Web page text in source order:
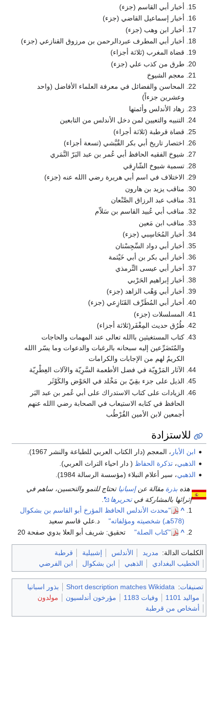
أخبار أبي القاسم (جزء)
أخبار إسماعيل القاضي (جزء)
أخبار ابن وهب (جزء)
أخبار أبي المطرف عبردالرحمن بن مرزوق القنازعي (جزء)
قضاة المغرب (ثلاثة أجزاء)
طرق من كذب علي (جزء)
معجم الشيوخ
المحاسن والفضائل في معرفة العلماء الأفاضل (واحد
وعشرين جزءاً)
زهاد الأندلس وأئمتها
التنبيه والتعيين لمن دخل الأندلس من التابعين
قضاة قرطبة (ثلاثة أجزاء)
اختصار تاريخ أبي بكر القُبَّشي (تسعة أجزاء)
شيوخ الفقيه الحافظ أبي عُمر بن عبد البَرّ النَّمَري
تسمية شيوخ الشّارِقي
الاختلاف في اسم أبي هريرة رضي االله عنه (جزء)
مناقب يزيد بن هارون
مناقب عبد الرزاق الصَّنْعان
مناقب أبي عُبيد القاسم بن سَلاّم
مناقب ابن مَعين
أخبار المُحَاسِبي (جزء)
أخبار أبي دواد السِّجِسْتان
أخبار أبي بكر بن أبي خَيْثمة
أخبار أبي عيسى التِّرمذي
أخبار إبراهيم الحَرْبي
أخبار أبي وَهْب الزاهد (جزء)
أخبار أبي المُطَرِّف القَنَازِعي (جزء)
المسلسلات (جزء)
طُرُق حديث المِغْفَر(ثلاثة أجزاء)
كتاب المستغيثين باالله تعالى عند المهمات والحاجات
والمُتَضَرِّعين إليه سبحانه بالرغبات والدعوات وما يسّر االله
الكريمُ لهم من الإجابات والكرامات
الآثار المَرْوِيّة في فضل الأطعمة السَّرِيّة والآلات العِطْرِيّة
الذيل على جزء بقِيّ بن مَخْلد في الحَوْض والكَوْثَر
الزيادات على كتاب الاستدراك على أبي عُمر بن عبد البَر
الحافظ في كتابه الاستيعاب في الصحابة رضي االله عنهم
أجمعين لابن الأمين القُرْطُب
للاستزادة
ابن الأبار ، المعجم (دار الكتاب العربي للطباعة والنشر 1967).
الذهبي،تذكرة الحفاظ ( دار احياء التراث العربي).
الذهبي، سير أعلام النبلاء (مؤسسة الرسالة 1984).
هذه بذرة مقالة عنإسبانيا تحتاج للنمو والتحسين، ساهم في
إثرائها بالمشاركة فيتحريرها
^
"محدث الأندلس الحافظ المؤرخ أبو القاسم بن بشكوال
(578هـ) شخصيته ومؤلفاته"
د.علي قاسم سعيد
^
"كتاب الصلة" تحقيق: شريف أبو العلا بدوي صفحة 20
الكلمات الدالة: مدريد الأندلس إشبيلية
قرطبة
الخطيب البغدادي
الذهبي ابن بشكوال ابن الفرضي
تصنيفات:
Short description matches Wikidata
بذور اسبانيا
مواليد 1101
وفيات 1183 مؤرخون أندلسيون
مولدون
أشخاص من قرطبة